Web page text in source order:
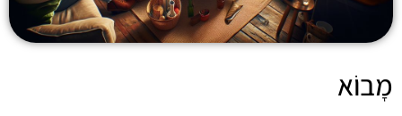
מָבוֹא